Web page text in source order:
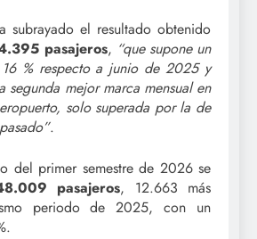
subrayado el resultado obtenido
pasajeros, “que supone un
% respecto a junio de 2025 y
segunda mejor marca mensual en
solo superada por la de
.
del primer semestre de 2026 se
pasajeros, 12.663 más
periodo de 2025, con un